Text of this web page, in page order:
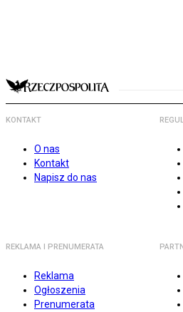
KONTAKT
O nas
Kontakt
Napisz do nas
REKLAMA I PRENUMERATA
Reklama
Ogłoszenia
Prenumerata